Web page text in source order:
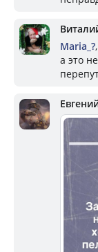
Mariа_?
а это